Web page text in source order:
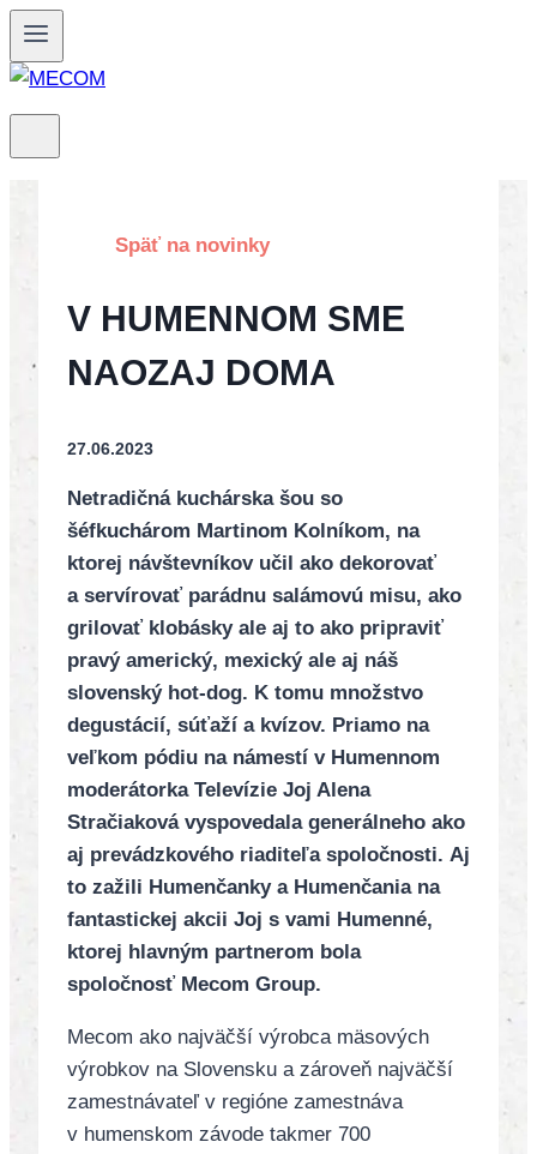
Skip
to
content
Späť na novinky
V HUMENNOM SME
NAOZAJ DOMA
27.06.2023
Netradičná kuchárska šou so
šéfkuchárom Martinom Kolníkom, na
ktorej návštevníkov učil ako dekorovať
a servírovať parádnu salámovú misu, ako
grilovať klobásky ale aj to ako pripraviť
pravý americký, mexický ale aj náš
slovenský hot-dog. K tomu množstvo
degustácií, súťaží a kvízov. Priamo na
veľkom pódiu na námestí v Humennom
moderátorka Televízie Joj Alena
Stračiaková vyspovedala generálneho ako
aj prevádzkového riaditeľa spoločnosti. Aj
to zažili Humenčanky a Humenčania na
fantastickej akcii Joj s vami Humenné,
ktorej hlavným partnerom bola
spoločnosť Mecom Group.
Mecom ako najväčší výrobca mäsových
výrobkov na Slovensku a zároveň najväčší
zamestnávateľ v regióne zamestnáva
v humenskom závode takmer 700